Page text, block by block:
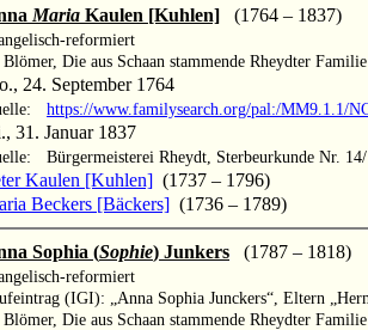
Maria Kaulen [Kuhlen] (1764 – 1837)
reformiert
Die aus Schaan stammende Rheydter
24. September 1764
https://www.familysearch.org/pal:/MM9.1.1/
31. Januar 1837
Bürgermeisterei Rheydt, Sterbeurkunde Nr.
Kaulen [Kuhlen] (1737 – 1796)
Beckers [Bäckers] (1736 – 1789)
Sophia (Sophie) Junkers (1787 – 1818)
reformiert
(IGI): „Anna Sophia Junckers“, Eltern
Die aus Schaan stammende Rheydter